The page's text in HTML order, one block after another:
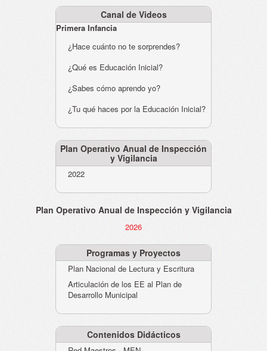
Canal de Videos
Primera Infancia
¿Hace cuánto no te sorprendes?
¿Qué es Educación Inicial?
¿Sabes cómo aprendo yo?
¿Tu qué haces por la Educación Inicial?
Plan Operativo Anual de Inspección
y Vigilancia
2022
Plan Operativo Anual de Inspección y Vigilancia
2026
Programas y Proyectos
Plan Nacional de Lectura y Escritura
Articulación de los EE al Plan de
Desarrollo Municipal
Contenidos Didácticos